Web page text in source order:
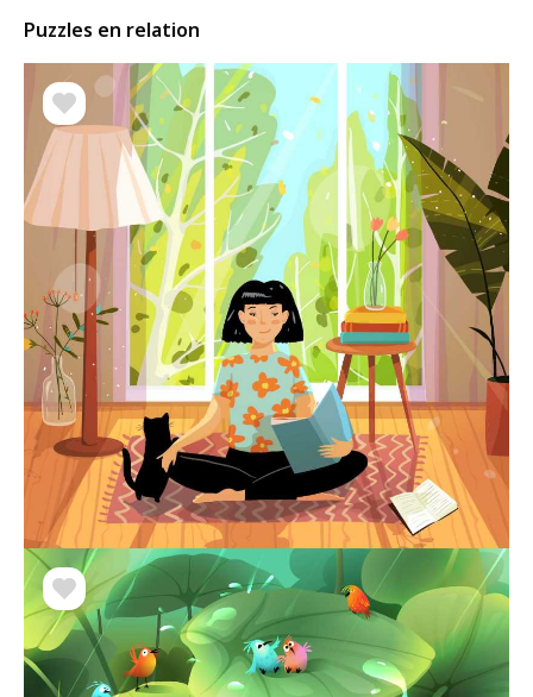
Puzzles en relation